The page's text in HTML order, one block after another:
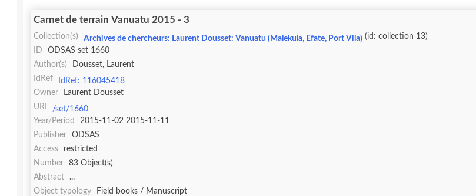
Carnet de terrain Vanuatu 2015 - 3
Collection(s) Archives de chercheurs: Laurent Dousset: Vanuatu (Malekula, Efate, Port Vila) (id: collection 13)
ID
ODSAS set 1660
Author(s)
Dousset, Laurent
IdRef
IdRef: 116045418
Owner
Laurent Dousset
URI
/set/1660
Year/Period
2015-11-02 2015-11-11
Publisher
ODSAS
Access
restricted
Number
83 Object(s)
Abstract
...
Object typology
Field books / Manuscript